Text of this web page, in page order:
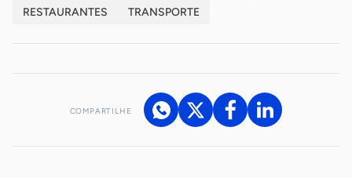
RESTAURANTES
TRANSPORTE
COMPARTILHE